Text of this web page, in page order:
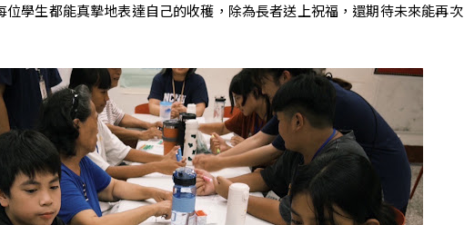
學生都能真摯地表達自己的收穫，除為長者送上祝福，還期待未來能再次